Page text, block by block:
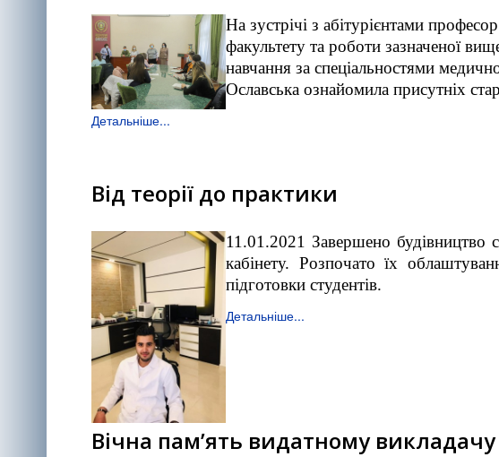
На зустрічі з абітурієнтами
факультету та роботи зазначеної
навчання за спеціальностями
Ославська ознайомила присутніх
Детальніше...
Від теорії до практики
11.01.2021 Завершено будівництво
кабінету. Розпочато їх
підготовки студентів.
Детальніше...
Вічна пам’ять видатному